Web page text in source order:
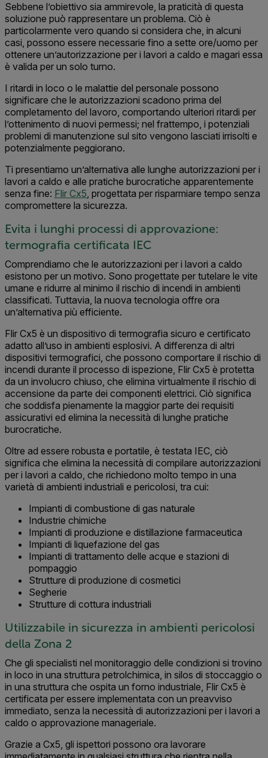
Sebbene l’obiettivo sia ammirevole, la praticità di questa
soluzione può rappresentare un problema. Ciò è
particolarmente vero quando si considera che, in alcuni
casi, possono essere necessarie fino a sette ore/uomo per
ottenere un’autorizzazione per i lavori a caldo e magari essa
è valida per un solo turno.
I ritardi in loco o le malattie del personale possono
significare che le autorizzazioni scadono prima del
completamento del lavoro, comportando ulteriori ritardi per
l’ottenimento di nuovi permessi; nel frattempo, i potenziali
problemi di manutenzione sul sito vengono lasciati irrisolti e
potenzialmente peggiorano.
Ti presentiamo un’alternativa alle lunghe autorizzazioni per i
lavori a caldo e alle pratiche burocratiche apparentemente
senza fine: Flir Cx5, progettata per risparmiare tempo senza
compromettere la sicurezza.
Evita i lunghi processi di approvazione:
termografia certificata IEC
Comprendiamo che le autorizzazioni per i lavori a caldo
esistono per un motivo. Sono progettate per tutelare le vite
umane e ridurre al minimo il rischio di incendi in ambienti
classificati. Tuttavia, la nuova tecnologia offre ora
un’alternativa più efficiente.
Flir Cx5 è un dispositivo di termografia sicuro e certificato
adatto all’uso in ambienti esplosivi. A differenza di altri
dispositivi termografici, che possono comportare il rischio di
incendi durante il processo di ispezione, Flir Cx5 è protetta
da un involucro chiuso, che elimina virtualmente il rischio di
accensione da parte dei componenti elettrici. Ciò significa
che soddisfa pienamente la maggior parte dei requisiti
assicurativi ed elimina la necessità di lunghe pratiche
burocratiche.
Oltre ad essere robusta e portatile, è testata IEC, ciò
significa che elimina la necessità di compilare autorizzazioni
per i lavori a caldo, che richiedono molto tempo in una
varietà di ambienti industriali e pericolosi, tra cui:
Impianti di combustione di gas naturale
Industrie chimiche
Impianti di produzione e distillazione farmaceutica
Impianti di liquefazione del gas
Impianti di trattamento delle acque e stazioni di
pompaggio
Strutture di produzione di cosmetici
Segherie
Strutture di cottura industriali
Utilizzabile in sicurezza in ambienti pericolosi
della Zona 2
Che gli specialisti nel monitoraggio delle condizioni si trovino
in loco in una struttura petrolchimica, in silos di stoccaggio o
in una struttura che ospita un forno industriale, Flir Cx5 è
certificata per essere implementata con un preavviso
immediato, senza la necessità di autorizzazioni per i lavori a
caldo o approvazione manageriale.
Grazie a Cx5, gli ispettori possono ora lavorare